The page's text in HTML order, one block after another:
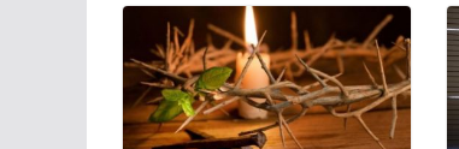
a
s
s
a
m